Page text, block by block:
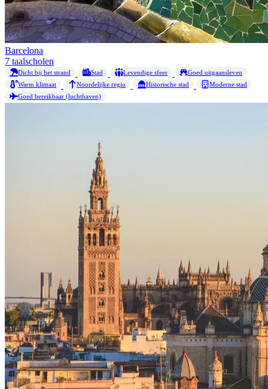
Barcelona
7 taalscholen
Dicht bij het strand Stad Levendige sfeer
Goed uitgaansleven
Warm klimaat
Noordelijke regio Historische stad
Moderne stad
Goed bereikbaar (luchthaven)